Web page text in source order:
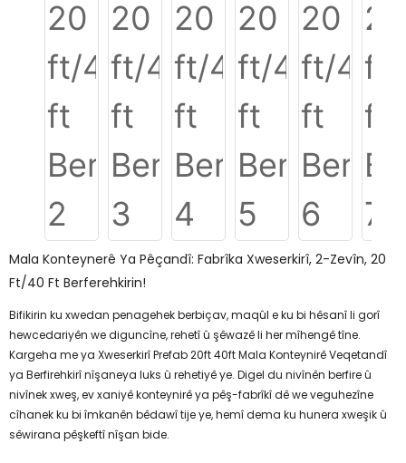
Mala Konteynerê Ya Pêçandî: Fabrîka Xweserkirî, 2-Zevîn, 20
Ft/40 Ft Berferehkirin!
Bifikirin ku xwedan penagehek berbiçav, maqûl e ku bi hêsanî li gorî
hewcedariyên we diguncîne, rehetî û şêwazê li her mîhengê tîne.
Kargeha me ya Xweserkirî Prefab 20ft 40ft Mala Konteynirê Veqetandî
ya Berfirehkirî nîşaneya luks û rehetiyê ye. Digel du nivînên berfire û
nivînek xweş, ev xaniyê konteynirê ya pêş-fabrîkî dê we veguhezîne
cîhanek ku bi îmkanên bêdawî tije ye, hemî dema ku hunera xweşik û
sêwirana pêşkeftî nîşan bide.